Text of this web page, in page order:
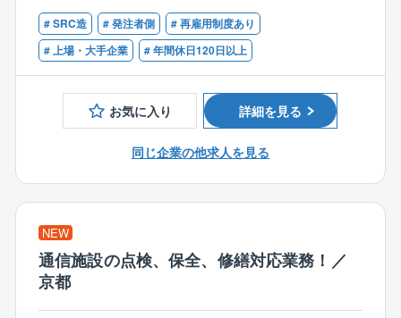
千葉県、埼玉県、栃木県、群馬県、茨城県、新潟県、
長野県、山梨県など）」
・将来的なキャリアアップ時：
将来的に管理職（ライン長など）へと登用された際に
は組織全体をマネジメントする役割を担うため「全国
型社員」へ移行し関東エリア外の拠点へ転居を伴う異
動が発生する可能性があります。
社会発展を自らのスキルで支える仕事です。
スキル・経験の浅い方へは、上記業務に携って頂きな
がら成長を支援します。
【具体的な業務】
・ネットワーク設備の導入工事、点検、保全、修繕対
応
・ファシリティ設備の導入工事、点検、保全、修繕対
・日次・月次・年次点検、試運転業務
・定期点検で発見した故障修繕、中長期修繕計画での
・工事における予算、工程、手順、安全計画の立案、
現場管理
【働き方】
「シフトあり＝不規則で過酷」というイメージはあり
ません。
勤務のベースは、原則【月〜金曜の通常日勤（9:00〜1
・何らかの現場作業、施工、保守、メンテナンス、製
造、整備などの実務経験をお持ちの方
（例：電気工事会社等での施工・保守、ビルメンテナ
ンス、工場の設備保全）
# SRC造 # 発注者側
# 再雇用制度あり
# 上場・大手企業
# 年間休日120日以上
お気に入り 詳細を見る
同じ企業の他求人を見る
NEW
通信施設の点検、保全、修繕対応業務！／
京都